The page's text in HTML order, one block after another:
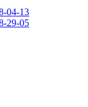
04-13
29-05